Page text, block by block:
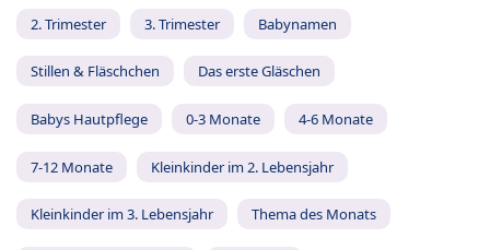
2. Trimester 3. Trimester Babynamen
Stillen & Fläschchen Das erste Gläschen
Babys Hautpflege 0-3 Monate 4-6 Monate
7-12 Monate Kleinkinder im 2. Lebensjahr
Kleinkinder im 3. Lebensjahr Thema des Monats